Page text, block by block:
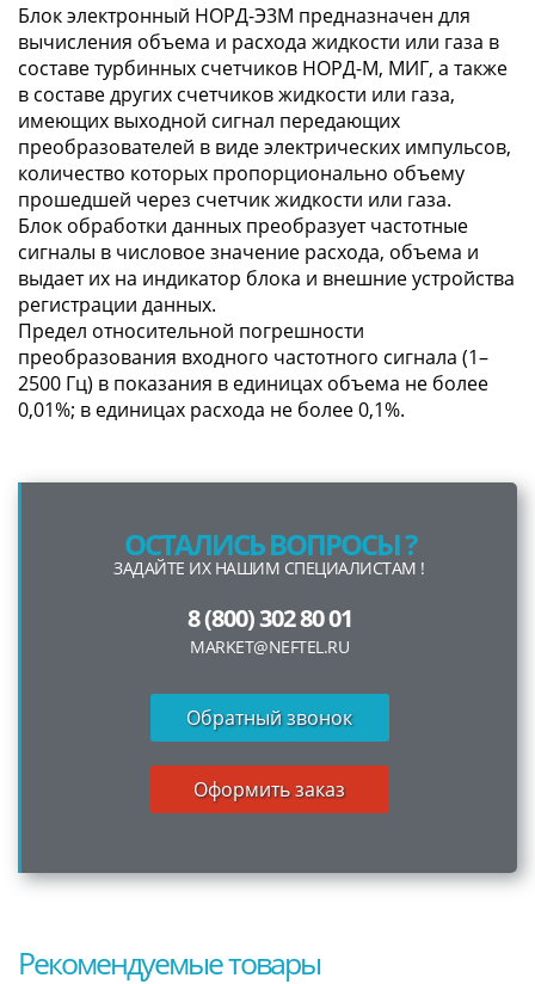
Блок электронный НОРД-Э3М предназначен для
вычисления объема и расхода жидкости или газа в
составе турбинных счетчиков НОРД-М, МИГ, а также
в составе других счетчиков жидкости или газа,
имеющих выходной сигнал передающих
преобразователей в виде электрических импульсов,
количество которых пропорционально объему
прошедшей через счетчик жидкости или газа.
Блок обработки данных преобразует частотные
сигналы в числовое значение расхода, объема и
выдает их на индикатор блока и внешние устройства
регистрации данных.
Предел относительной погрешности
преобразования входного частотного сигнала (1–
2500 Гц) в показания в единицах объема не более
0,01%; в единицах расхода не более 0,1%.
ОСТАЛИСЬ ВОПРОСЫ ?
ЗАДАЙТЕ ИХ НАШИМ СПЕЦИАЛИСТАМ !
8 (800) 302 80 01
MARKET@NEFTEL.RU
Обратный звонок
Оформить заказ
Рекомендуемые товары